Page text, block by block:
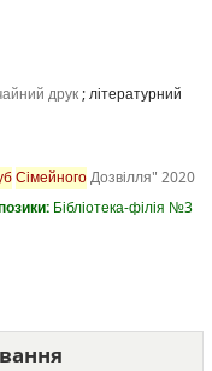
друк; літературний
СімейногоДозвілля" 2020
Бібліотека-філія №3